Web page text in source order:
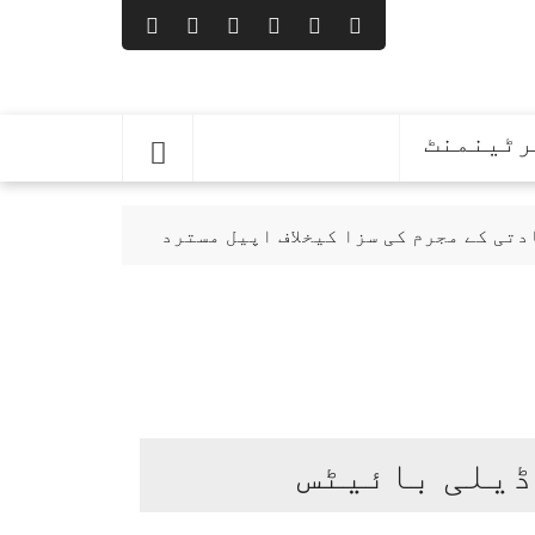
ڈیلی بائیٹس